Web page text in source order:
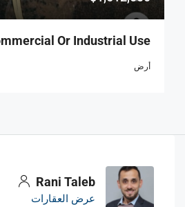
أرض
Rani Taleb
عرض العقارات